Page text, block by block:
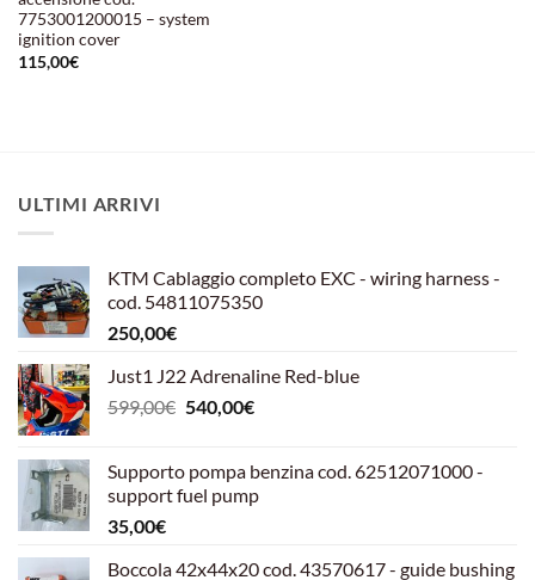
7753001200015 – system
ignition cover
115,00€
ULTIMI ARRIVI
KTM Cablaggio completo EXC - wiring harness -
cod. 54811075350
250,00€
Just1 J22 Adrenaline Red-blue
599,00€ Il
era:
599,00€.
540,00€Il
è:
540,00€.
Supporto pompa benzina cod. 62512071000 -
support fuel pump
35,00€
Boccola 42x44x20 cod. 43570617 - guide bushing